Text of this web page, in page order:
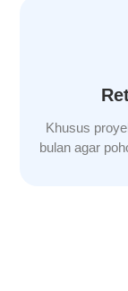
Khusus
bulan agar